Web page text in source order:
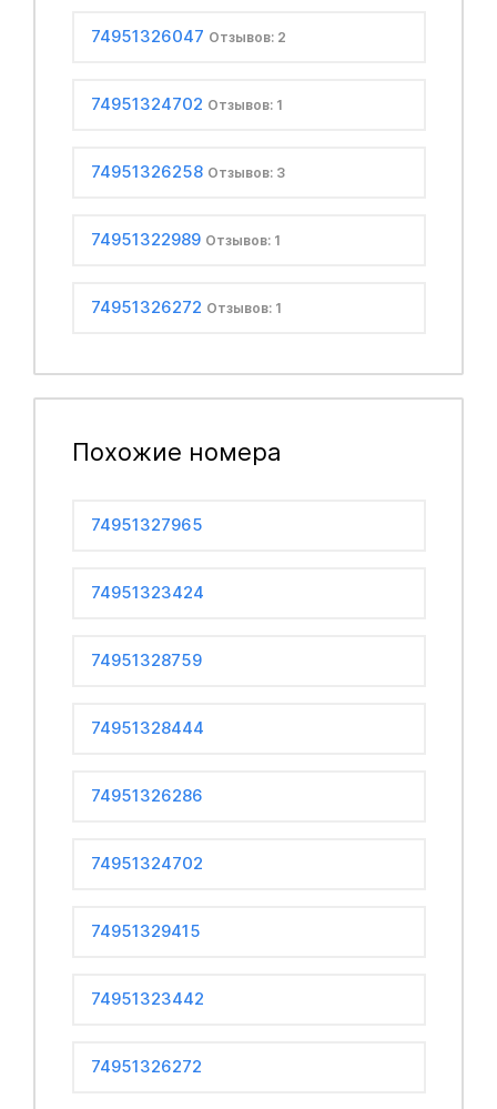
74951326047 Отзывов: 2
74951324702 Отзывов: 1
74951326258 Отзывов: 3
74951322989 Отзывов: 1
74951326272 Отзывов: 1
Похожие номера
74951327965
74951323424
74951328759
74951328444
74951326286
74951324702
74951329415
74951323442
74951326272